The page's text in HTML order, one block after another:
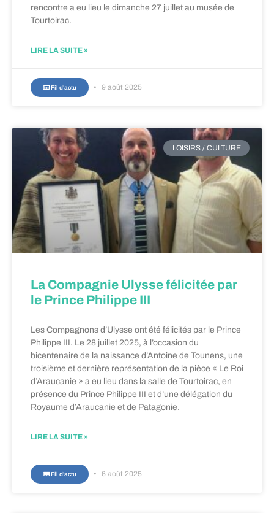
rencontre a eu lieu le dimanche 27 juillet au musée de
Tourtoirac.
LIRE LA SUITE »
Fil d'actu 9 août 2025
LOISIRS / CULTURE
La Compagnie Ulysse félicitée par
le Prince Philippe III
Les Compagnons d’Ulysse ont été félicités par le Prince
Philippe III. Le 28 juillet 2025, à l’occasion du
bicentenaire de la naissance d’Antoine de Tounens, une
troisième et dernière représentation de la pièce « Le Roi
d’Araucanie » a eu lieu dans la salle de Tourtoirac, en
présence du Prince Philippe III et d’une délégation du
Royaume d’Araucanie et de Patagonie.
LIRE LA SUITE »
Fil d'actu 6 août 2025